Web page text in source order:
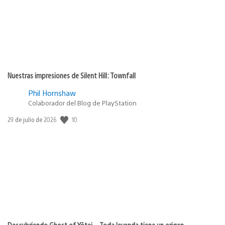
Nuestras impresiones de Silent Hill: Townfall
Phil Hornshaw
Colaborador del Blog de PlayStation
Fecha
29 de julio de 2026 10